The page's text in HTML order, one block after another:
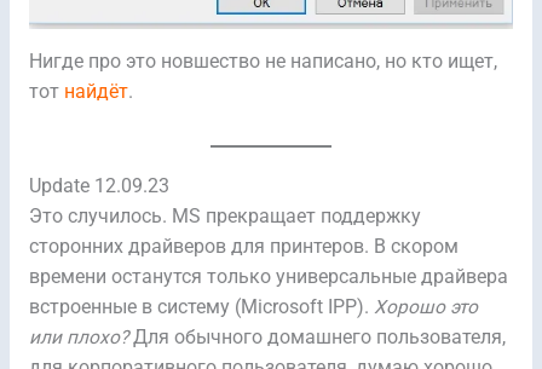
Нигде про это новшество не написано, но кто ищет,
тот найдёт.
Update 12.09.23
Это случилось. MS прекращает поддержку
сторонних драйверов для принтеров. В скором
времени останутся только универсальные драйвера
встроенные в систему (Microsoft IPP). Хорошо это
или плохо?Для обычного домашнего пользователя,